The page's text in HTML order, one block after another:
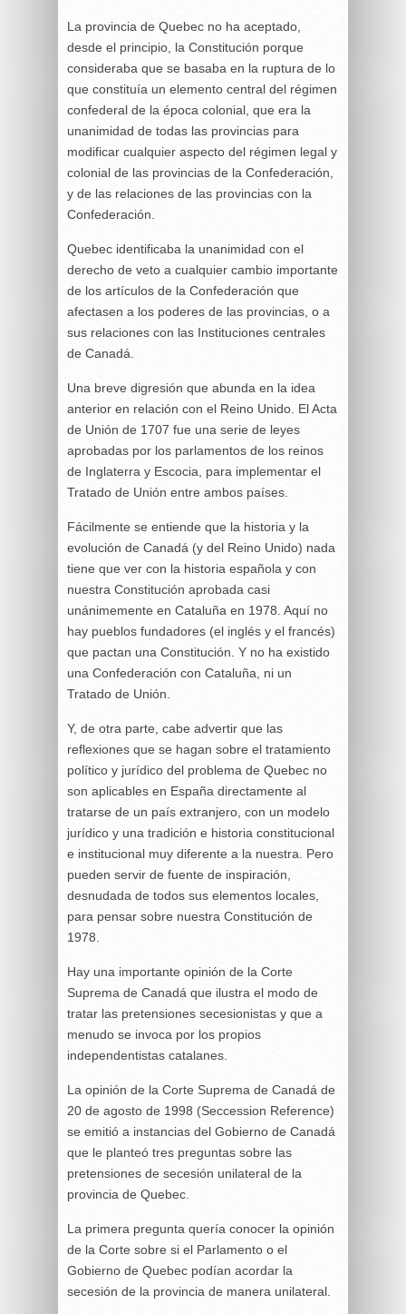
La provincia de Quebec no ha aceptado,
desde el principio, la Constitución porque
consideraba que se basaba en la ruptura de lo
que constituía un elemento central del régimen
confederal de la época colonial, que era la
unanimidad de todas las provincias para
modificar cualquier aspecto del régimen legal y
colonial de las provincias de la Confederación,
y de las relaciones de las provincias con la
Confederación.
Quebec identificaba la unanimidad con el
derecho de veto a cualquier cambio importante
de los artículos de la Confederación que
afectasen a los poderes de las provincias, o a
sus relaciones con las Instituciones centrales
de Canadá.
Una breve digresión que abunda en la idea
anterior en relación con el Reino Unido. El Acta
de Unión de 1707 fue una serie de leyes
aprobadas por los parlamentos de los reinos
de Inglaterra y Escocia, para implementar el
Tratado de Unión entre ambos países.
Fácilmente se entiende que la historia y la
evolución de Canadá (y del Reino Unido) nada
tiene que ver con la historia española y con
nuestra Constitución aprobada casi
unánimemente en Cataluña en 1978. Aquí no
hay pueblos fundadores (el inglés y el francés)
que pactan una Constitución. Y no ha existido
una Confederación con Cataluña, ni un
Tratado de Unión.
Y, de otra parte, cabe advertir que las
reflexiones que se hagan sobre el tratamiento
político y jurídico del problema de Quebec no
son aplicables en España directamente al
tratarse de un país extranjero, con un modelo
jurídico y una tradición e historia constitucional
e institucional muy diferente a la nuestra. Pero
pueden servir de fuente de inspiración,
desnudada de todos sus elementos locales,
para pensar sobre nuestra Constitución de
1978.
Hay una importante opinión de la Corte
Suprema de Canadá que ilustra el modo de
tratar las pretensiones secesionistas y que a
menudo se invoca por los propios
independentistas catalanes.
La opinión de la Corte Suprema de Canadá de
20 de agosto de 1998 (Seccession Reference)
se emitió a instancias del Gobierno de Canadá
que le planteó tres preguntas sobre las
pretensiones de secesión unilateral de la
provincia de Quebec.
La primera pregunta quería conocer la opinión
de la Corte sobre si el Parlamento o el
Gobierno de Quebec podían acordar la
secesión de la provincia de manera unilateral.